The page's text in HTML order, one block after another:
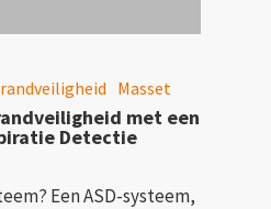
Masset
met een
Detectie
Een ASD-systeem,